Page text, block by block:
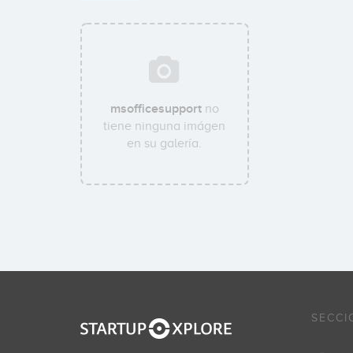
msofficesupportno
tiene ninguna imágen
en su galería.